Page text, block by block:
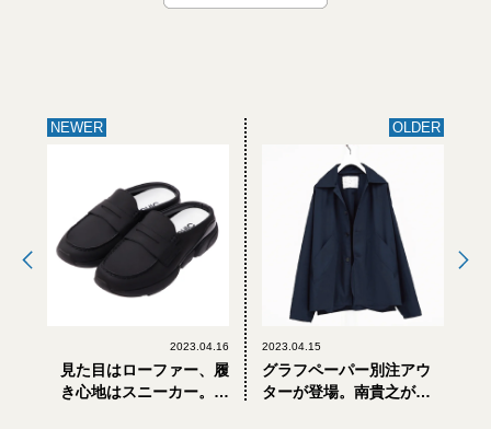
NEWER
2023.04.16
見た目はローファー、履
き心地はスニーカー。大
OLDER
2023.04.15
グラフペーパー別注アウ
ターが登場。南貴之が推